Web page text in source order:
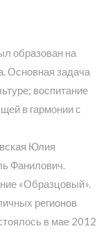
образован на
Основная задача
воспитание
в гармонии с
Юлия
Фанилович.
«Образцовый».
регионов
в мае 2012